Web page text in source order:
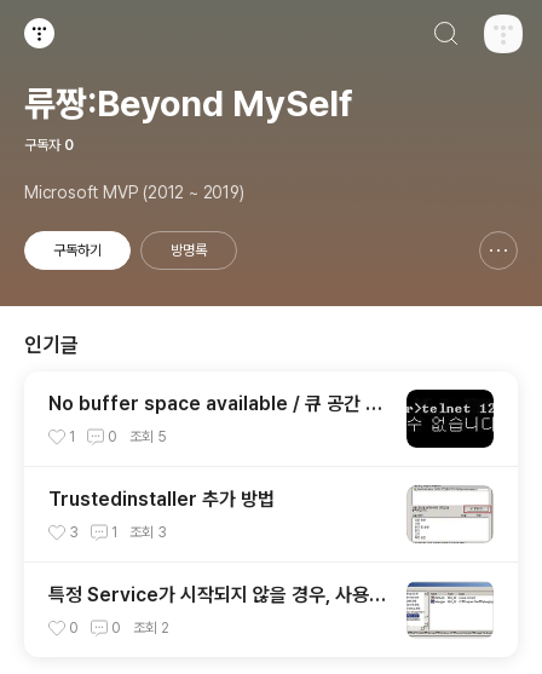
류짱:Beyond MySelf
구독자 0
Microsoft MVP (2012 ~ 2019)
구독하기 방명록
인기글
No buffer space available / 큐 공간 또
는 버퍼가 부족 현상
1 0 조회 5
Trustedinstaller 추가 방법
3 1 조회 3
특정 Service가 시작되지 않을 경우, 사용자
모드 덤프 수집 및 디버깅 방법
0 0 조회 2